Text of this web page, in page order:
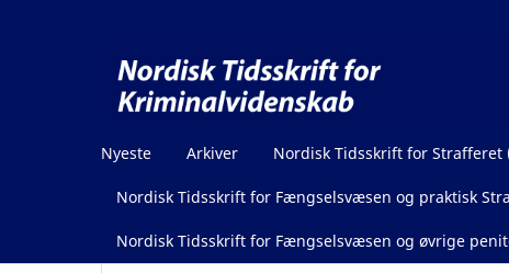
Nyeste Arkiver Nordisk Tidsskrift for Strafferet
Nordisk Tidsskrift for Fængselsvæsen og praktisk
Nordisk Tidsskrift for Fængselsvæsen og øvrige